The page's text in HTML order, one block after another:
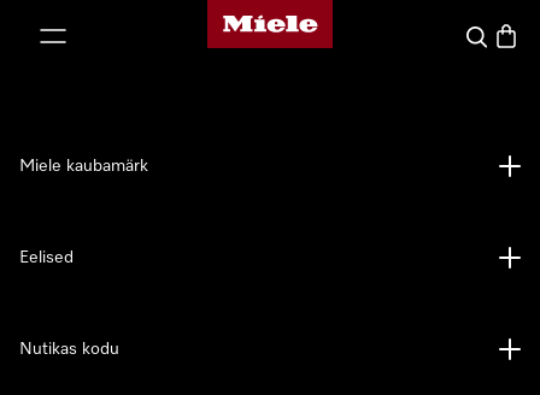
Miele avaleht
Search
Miele kaubamärk
Eelised
Nutikas kodu